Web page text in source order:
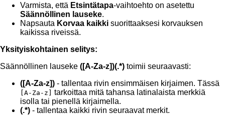
Varmista, että Etsintätapa-vaihtoehto on asetettu
Säännöllinen lauseke.
Napsauta Korvaa kaikki suorittaaksesi korvauksen
kaikissa riveissä.
Yksityiskohtainen selitys:
Säännöllinen lauseke ([A-Za-z])(.*) toimii seuraavasti:
([A-Za-z]) - tallentaa rivin ensimmäisen kirjaimen. Tässä
[A-Za-z]
tarkoittaa mitä tahansa latinalaista merkkiä
isolla tai pienellä kirjaimella.
(.*) - tallentaa kaikki rivin seuraavat merkit.